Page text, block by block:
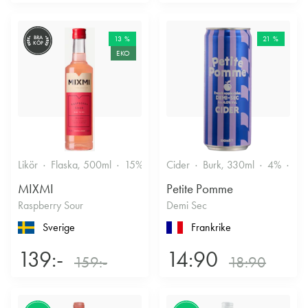
BRA
KÖP
13 %
EKO
Likör Flaska, 500ml 15% Annan likör
MIXMI
Raspberry Sour
Sverige
139:- 159:-
21 %
Cider Burk, 330ml 4%
Petite Pomme
Demi Sec
Frankrike
14:90 18:90